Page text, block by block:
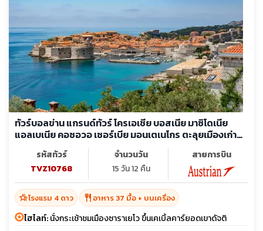
ทัวร์บอลข่าน แกรนด์ทัวร์ โครเอเชีย บอสเนีย มาซิโดเนีย
แอลเบเนีย คอซอวอ เซอร์เบีย มอนเตเนโกร ตะลุยเมืองเก่า
สัมผัสประวัติศาสตร์
รหัสทัวร์
TVZ10768
จำนวนวัน
15 วัน 12 คืน
สายการบิน
hotel_classโรงแรม 4 ดาว restaurant อาหาร 37 มื้อ + บนเครื่อง
ไฮไลท์:นั่งกระเช้าชมเมืองซาราเยโว ขึ้นเคเบิ้ลคาร์ยอดเขาดัจติ